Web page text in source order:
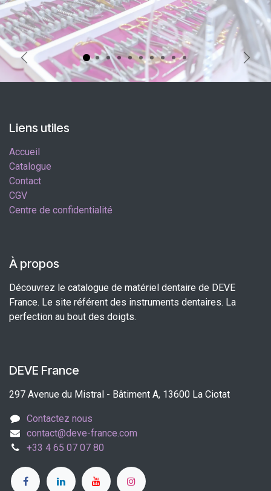
Précédent
Liens utiles
Accueil
Catalogue
Contact
CGV
Centre de confidentialité
À propos
Découvrez le catalogue de matériel dentaire de DEVE
France. Le site référent des instruments dentaires. La
perfection au bout des doigts.
DEVE France
297 Avenue du Mistral - Bâtiment A, 13600 La Ciotat
Contactez nous
contact@deve-france.com
+33 4 65 07 07 80